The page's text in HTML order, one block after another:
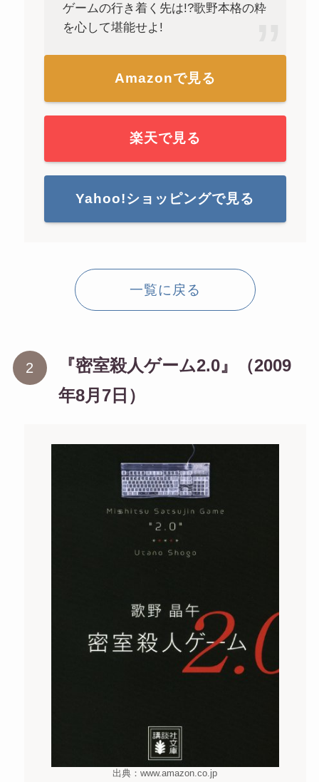
ゲームの行き着く先は!?歌野本格の粋
を心して堪能せよ!
Amazonで見る
楽天で見る
Yahoo!ショッピングで見る
一覧に戻る
『密室殺人ゲーム2.0』（2009
年8月7日）
出典：www.amazon.co.jp